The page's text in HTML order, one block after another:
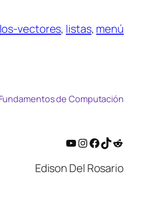
vectores, listas, menú
de Computación
YouTube Instagram Facebook TikTok Reddit
Edison Del Rosario